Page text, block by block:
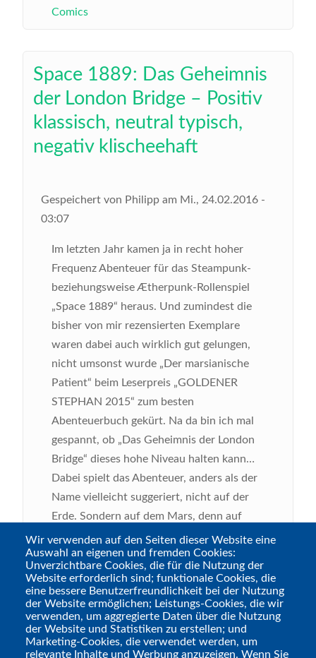
Comics
Space 1889: Das Geheimnis
der London Bridge – Positiv
klassisch, neutral typisch,
negativ klischeehaft
Gespeichert von Philipp am Mi., 24.02.2016 -
03:07
Im letzten Jahr kamen ja in recht hoher
Frequenz Abenteuer für das Steampunk-
beziehungsweise Ætherpunk-Rollenspiel
„Space 1889“ heraus. Und zumindest die
bisher von mir rezensierten Exemplare
waren dabei auch wirklich gut gelungen,
nicht umsonst wurde „Der marsianische
Patient“ beim Leserpreis „GOLDENER
STEPHAN 2015“ zum besten
Abenteuerbuch gekürt. Na da bin ich mal
gespannt, ob „Das Geheimnis der London
Bridge“ dieses hohe Niveau halten kann…
Dabei spielt das Abenteuer, anders als der
Name vielleicht suggeriert, nicht auf der
Erde. Sondern auf dem Mars, denn auf
diesem ist die geheime britische
Forschungsraumstation London Bridge
abgestürzt. An Bord befanden sich
zahlreiche Wissenschaftler, darunter auch
der Mann von Lady Edith Tillington. Diese
ältere Dame bittet nun die Spieler, sie auf
ihrer Suche nach der London Bridge zu
Wir verwenden auf den Seiten dieser Website eine
Auswahl an eigenen und fremden Cookies:
Unverzichtbare Cookies, die für die Nutzung der
Website erforderlich sind; funktionale Cookies, die
eine bessere Benutzerfreundlichkeit bei der Nutzung
der Website ermöglichen; Leistungs-Cookies, die wir
verwenden, um aggregierte Daten über die Nutzung
der Website und Statistiken zu erstellen; und
Marketing-Cookies, die verwendet werden, um
relevante Inhalte und Werbung anzuzeigen. Wenn Sie